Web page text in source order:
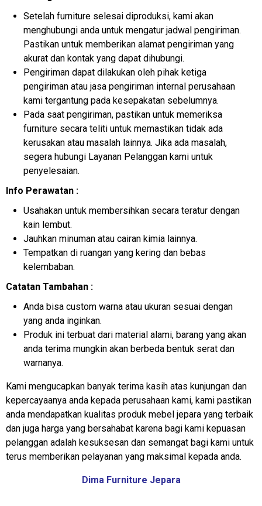
Setelah furniture selesai diproduksi, kami akan
menghubungi anda untuk mengatur jadwal pengiriman.
Pastikan untuk memberikan alamat pengiriman yang
akurat dan kontak yang dapat dihubungi.
Pengiriman dapat dilakukan oleh pihak ketiga
pengiriman atau jasa pengiriman internal perusahaan
kami tergantung pada kesepakatan sebelumnya.
Pada saat pengiriman, pastikan untuk memeriksa
furniture secara teliti untuk memastikan tidak ada
kerusakan atau masalah lainnya. Jika ada masalah,
segera hubungi Layanan Pelanggan kami untuk
penyelesaian.
Info Perawatan :
Usahakan untuk membersihkan secara teratur dengan
kain lembut.
Jauhkan minuman atau cairan kimia lainnya.
Tempatkan di ruangan yang kering dan bebas
kelembaban.
Catatan Tambahan :
Anda bisa custom warna atau ukuran sesuai dengan
yang anda inginkan.
Produk ini terbuat dari material alami, barang yang akan
anda terima mungkin akan berbeda bentuk serat dan
warnanya.
Kami mengucapkan banyak terima kasih atas kunjungan dan
kepercayaanya anda kepada perusahaan kami, kami pastikan
anda mendapatkan kualitas produk mebel jepara yang terbaik
dan juga harga yang bersahabat karena bagi kami kepuasan
pelanggan adalah kesuksesan dan semangat bagi kami untuk
terus memberikan pelayanan yang maksimal kepada anda.
Dima Furniture Jepara